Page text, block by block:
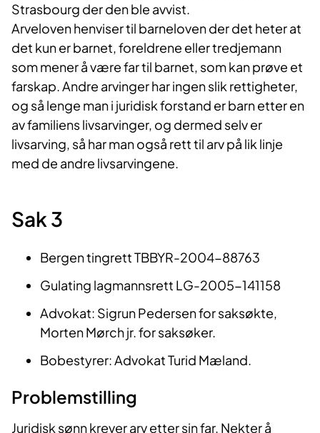
Strasbourg der den ble avvist.
Arveloven henviser til barneloven der det heter at
det kun er barnet, foreldrene eller tredjemann
som mener å være far til barnet, som kan prøve et
farskap. Andre arvinger har ingen slik rettigheter,
og så lenge man i juridisk forstand er barn etter en
av familiens livsarvinger, og dermed selv er
livsarving, så har man også rett til arv på lik linje
med de andre livsarvingene.
Sak 3
Bergen tingrett TBBYR-2004-88763
Gulating lagmannsrett LG-2005-141158
Advokat: Sigrun Pedersen for saksøkte,
Morten Mørch jr. for saksøker.
Bobestyrer: Advokat Turid Mæland.
Problemstilling
Juridisk sønn krever arv etter sin far. Nekter å